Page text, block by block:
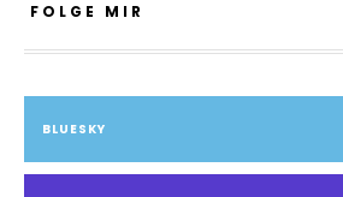
FOLGE MIR
BLUESKY